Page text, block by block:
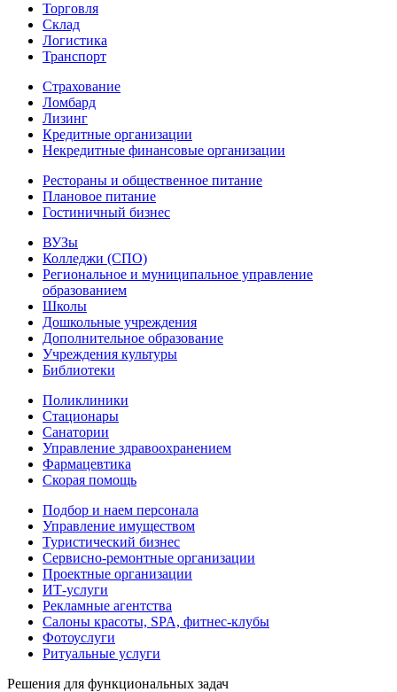
Торговля
Склад
Логистика
Транспорт
Страхование
Ломбард
Лизинг
Кредитные организации
Некредитные финансовые организации
Рестораны и общественное питание
Плановое питание
Гостиничный бизнес
ВУЗы
Колледжи (СПО)
Региональное и муниципальное управление
образованием
Школы
Дошкольные учреждения
Дополнительное образование
Учреждения культуры
Библиотеки
Поликлиники
Стационары
Санатории
Управление здравоохранением
Фармацевтика
Скорая помощь
Подбор и наем персонала
Управление имуществом
Туристический бизнес
Сервисно-ремонтные организации
Проектные организации
ИТ-услуги
Рекламные агентства
Салоны красоты, SPA, фитнес-клубы
Фотоуслуги
Ритуальные услуги
Решения для функциональных задач